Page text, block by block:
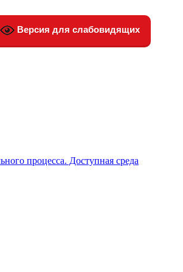
Версия для слабовидящих
процесса. Доступная среда